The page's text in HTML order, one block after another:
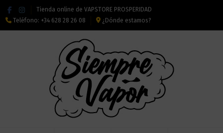
Tienda online de VAPSTORE PROSPERIDAD
Teléfono: +34 628 28 26 08 ¿Dónde estamos?